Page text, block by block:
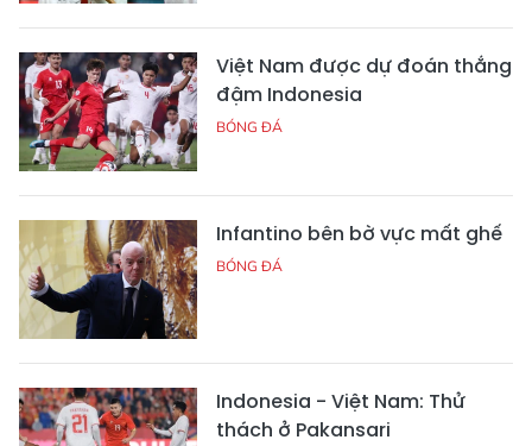
Việt Nam được dự đoán thắng
đậm Indonesia
BÓNG ĐÁ
Infantino bên bờ vực mất ghế
BÓNG ĐÁ
Indonesia - Việt Nam: Thử
thách ở Pakansari